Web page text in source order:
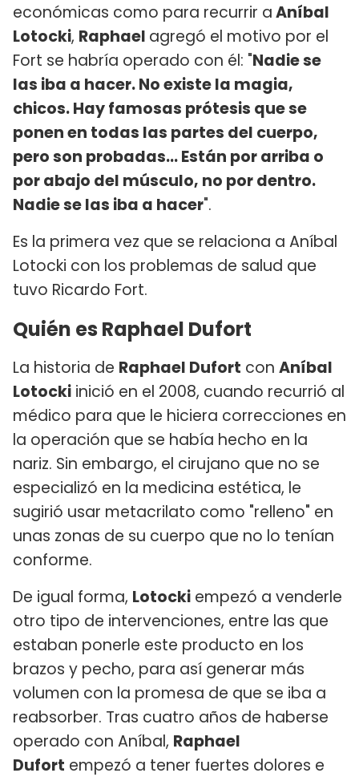
económicas como para recurrir aAníbal
Lotocki, Raphael agregó el motivo por el
Fort se habría operado con él: "Nadie se
las iba a hacer. No existe la magia,
chicos. Hay famosas prótesis que se
ponen en todas las partes del cuerpo,
pero son probadas... Están por arriba o
por abajo del músculo, no por dentro.
Nadie se las iba a hacer".
Es la primera vez que se relaciona a Aníbal
Lotocki con los problemas de salud que
tuvo Ricardo Fort.
Quién es Raphael Dufort
La historia de Raphael Dufort con Aníbal
Lotocki inició en el 2008, cuando recurrió al
médico para que le hiciera correcciones en
la operación que se había hecho en la
nariz. Sin embargo, el cirujano que no se
especializó en la medicina estética, le
sugirió usar metacrilato como "relleno" en
unas zonas de su cuerpo que no lo tenían
conforme.
De igual forma, Lotocki empezó a venderle
otro tipo de intervenciones, entre las que
estaban ponerle este producto en los
brazos y pecho, para así generar más
volumen con la promesa de que se iba a
reabsorber. Tras cuatro años de haberse
operado con Aníbal, Raphael
Dufort empezó a tener fuertes dolores e